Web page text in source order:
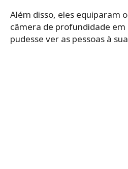
Além disso, eles equiparam
câmera de profundidade
pudesse ver as pessoas à